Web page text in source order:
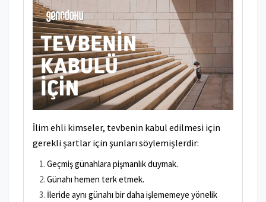
İlim ehli kimseler, tevbenin kabul edilmesi için
gerekli şartlar için şunları söylemişlerdir:
Geçmiş günahlara pişmanlık duymak.
Günahı hemen terk etmek.
İleride aynı günahı bir daha işlememeye yönelik